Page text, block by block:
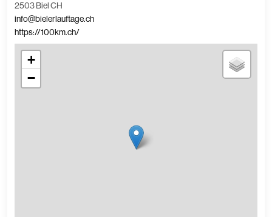
2503 Biel CH
info@bielerlauftage.ch
https://100km.ch/
+
−